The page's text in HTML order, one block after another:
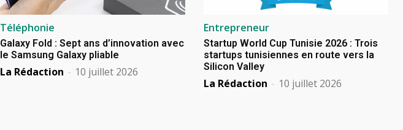
Téléphonie
Galaxy Fold : Sept ans d’innovation avec
le Samsung Galaxy pliable
La Rédaction - 10 juillet 2026
Entrepreneur
Startup World Cup Tunisie 2026 : Trois
startups tunisiennes en route vers la
Silicon Valley
La Rédaction - 10 juillet 2026